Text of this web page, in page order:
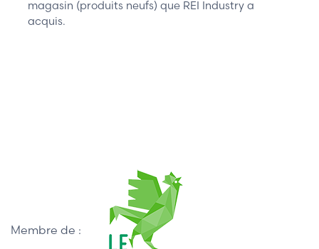
magasin (produits neufs) que REI Industry a
acquis.
Membre de :